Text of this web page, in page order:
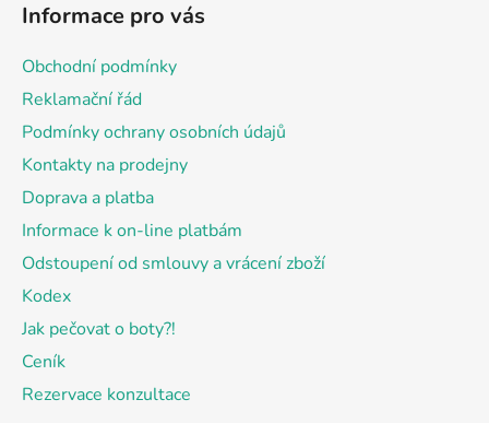
Informace pro vás
Obchodní podmínky
Reklamační řád
Podmínky ochrany osobních údajů
Kontakty na prodejny
Doprava a platba
Informace k on-line platbám
Odstoupení od smlouvy a vrácení zboží
Kodex
Jak pečovat o boty?!
Ceník
Rezervace konzultace